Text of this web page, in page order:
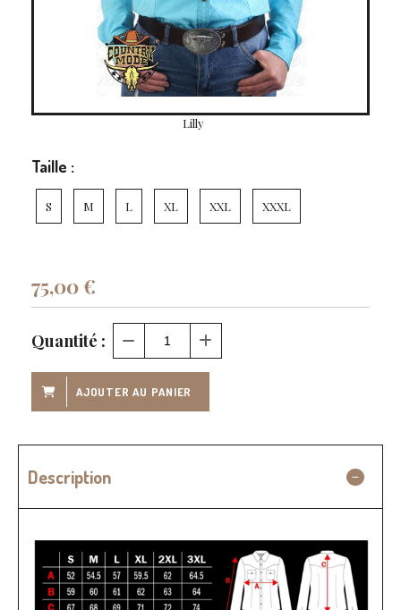
Lilly
Taille :
S M L XL XXL XXXL
75,00€
Quantité :
AJOUTER AU PANIER
Description